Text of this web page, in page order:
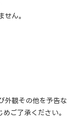
ん。
外観その他を予告な
ご了承ください。